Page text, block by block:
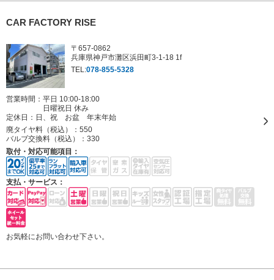
CAR FACTORY RISE
〒657-0862
兵庫県神戸市灘区浜田町3-1-18 1f
TEL:078-855-5328
営業時間：平日 10:00-18:00
日曜祝日 休み
定休日： 日、祝 お盆 年末年始
廃タイヤ料（税込）： 550
バルブ交換料（税込）： 330
取付・対応可能項目：
支払・サービス：
お気軽にお問い合わせ下さい。